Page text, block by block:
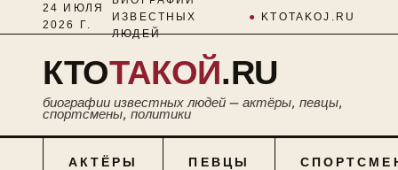
24 ИЮЛЯ
2026 Г.
ИЗВЕСТНЫХ
ЛЮДЕЙ
● KTOTAKOJ.RU
КТОТАКОЙ.RU
биографии известных людей — актёры, певцы,
спортсмены, политики
АКТЁРЫ ПЕВЦЫ